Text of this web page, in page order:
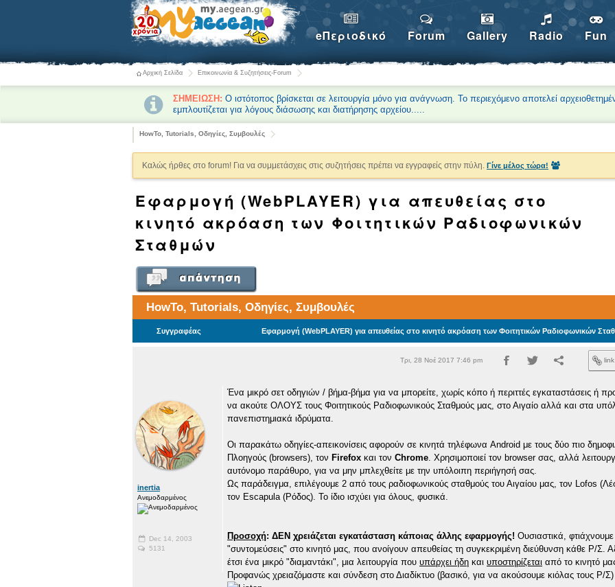
eΠεριοδικό Forum Gallery Radio Fun
Αρχική Σελίδα Επικοινωνία & Συζητήσεις-Forum
ΣΗΜΕΙΩΣΗ: Ο ιστότοπος βρίσκεται σε λειτουργία μόνο για ανάγνωση. Το περιεχόμενο αποτελεί
εμπλουτίζεται για λόγους διάσωσης και διατήρησης αρχείου.....
HowTo, Tutorials, Οδηγίες, Συμβουλές
Καλώς ήρθες στο forum! Για να συμμετάσχεις στις συζητήσεις πρέπει να εγγραφείς στην πύλη. Γίνε μέλος τώρα!
Εφαρμογή (WebPLAYER) για απευθείας στο
κινητό ακρόαση των Φοιτητικών Ραδιοφωνικών
Σταθμών
HowTo, Tutorials, Οδηγίες, Συμβουλές
Συγγραφέας Εφαρμογή (WebPLAYER) για απευθείας στο κινητό ακρόαση των Φοιτητικών Ραδιοφωνικών
Τρι, 28 Νοέ 2017 7:46 pm
inertia
Ανεμοδαρμένος
Dec 14, 2003
5131
Ένα μικρό σετ οδηγιών / βήμα-βήμα για να μπορείτε, χωρίς κόπο ή περιττές εγκαταστάσεις ή
να ακούτε ΟΛΟΥΣ τους Φοιτητικούς Ραδιοφωνικούς Σταθμούς μας, στο Αιγαίο αλλά και στα
πανεπιστημιακά ιδρύματα.
Οι παρακάτω οδηγίες-απεικονίσεις αφορούν σε κινητά τηλέφωνα Android με τους δύο πιο
Πλοηγούς (browsers), τον Firefox και τον Chrome . Χρησιμοποιεί τον browser σας, αλλά
αυτόνομο παράθυρο, για να μην μπλεχθείτε με την υπόλοιπη περιήγησή σας.
Ως παράδειγμα, επιλέγουμε 2 από τους ραδιοφωνικούς σταθμούς του Αιγαίου μας, τον Lofos
τον Escapula (Ρόδος). Το ίδιο ισχύει για όλους, φυσικά.
Προσοχή: ΔΕΝ χρειάζεται εγκατάσταση κάποιας άλλης εφαρμογής! Ουσιαστικά, φτιάχνουμε
"συντομεύσεις" στο κινητό μας, που ανοίγουν απευθείας τη συγκεκριμένη διεύθυνση κάθε Ρ/Σ.
έτσι ένα μικρό "διαμαντάκι", μια λειτουργία που υπάρχει ήδη και υποστηρίζεται από το κινητό
Προφανώς χρειαζόμαστε και σύνδεση στο Διαδίκτυο (βασικό, για να ακούσουμε κιόλας τους Ρ/Σ)